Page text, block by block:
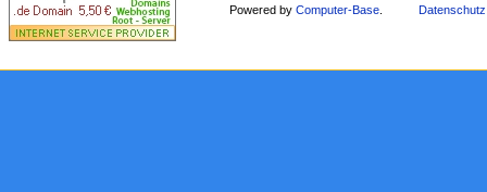
Powered byComputer-Base Datenschutz